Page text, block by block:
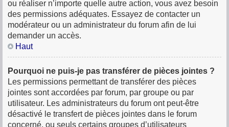
ou réaliser n’importe quelle autre action, vous avez besoin
des permissions adéquates. Essayez de contacter un
modérateur ou un administrateur du forum afin de lui
demander un accès.
Haut
Pourquoi ne puis-je pas transférer de pièces jointes ?
Les permissions permettant de transférer des pièces
jointes sont accordées par forum, par groupe ou par
utilisateur. Les administrateurs du forum ont peut-être
désactivé le transfert de pièces jointes dans le forum
concerné, ou seuls certains groupes d’utilisateurs